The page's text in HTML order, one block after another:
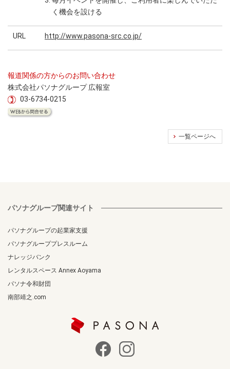
く機会を設ける
URL http://www.pasona-src.co.jp/
報道関係の方からのお問い合わせ
株式会社パソナグループ 広報室
03-6734-0215
一覧ページへ
パソナグループ関連サイト
パソナグループの起業家支援
パソナグループプレスルーム
ナレッジバンク
レンタルスペース Annex Aoyama
パソナ令和財団
南部靖之.com